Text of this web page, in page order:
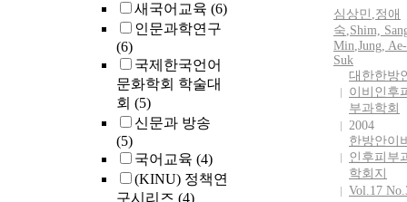
새국어교육 (6)
인문과학연구
(6)
국제한국언어
문화학회 학술대
회 (5)
신문과 방송
(5)
국어교육 (4)
(KINU) 정책연
구시리즈 (4)
심상민 ,정애
숙,Shim,
Min,Jung, Ae-
Suk
대한한방
이비인후
부과학회
2004
한방안이
인후피부
학회지
Vol.17